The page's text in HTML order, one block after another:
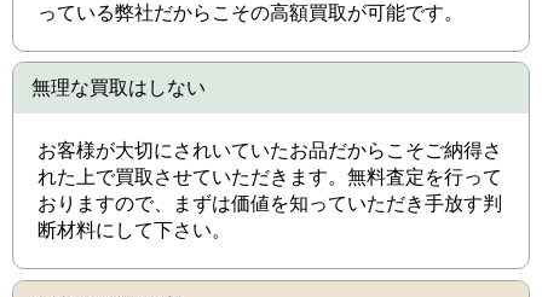
っている弊社だからこその高額買取が可能です。
無理な買取はしない
お客様が大切にされいていたお品だからこそご納得さ
れた上で買取させていただきます。無料査定を行って
おりますので、まずは価値を知っていただき手放す判
断材料にして下さい。